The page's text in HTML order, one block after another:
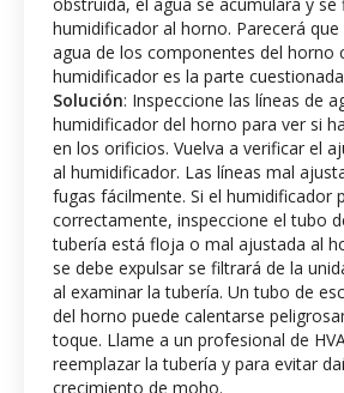
humidificador al horno. Parecerá que
agua de los componentes del horno
humidificador es la parte
Solución: Inspeccione las líneas de
humidificador del horno para ver si
en los orificios. Vuelva a verificar el
al humidificador. Las líneas mal
fugas fácilmente. Si el humidificador
correctamente, inspeccione el tubo
tubería está floja o mal ajustada al
se debe expulsar se filtrará de la
al examinar la tubería. Un tubo de
del horno puede calentarse
toque. Llame a un profesional de
reemplazar la tubería y para evitar
crecimiento de moho.